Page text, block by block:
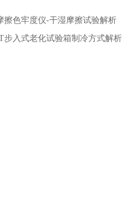
擦色牢度仪-干湿摩擦试验解析
步入式老化试验箱制冷方式解析